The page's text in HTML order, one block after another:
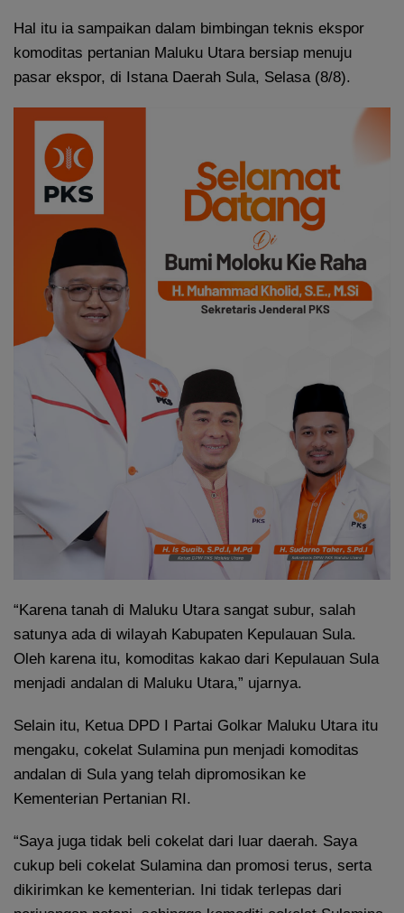
Hal itu ia sampaikan dalam bimbingan teknis ekspor
komoditas pertanian Maluku Utara bersiap menuju
pasar ekspor, di Istana Daerah Sula, Selasa (8/8).
“Karena tanah di Maluku Utara sangat subur, salah
satunya ada di wilayah Kabupaten Kepulauan Sula.
Oleh karena itu, komoditas kakao dari Kepulauan Sula
menjadi andalan di Maluku Utara,” ujarnya.
Selain itu, Ketua DPD I Partai Golkar Maluku Utara itu
mengaku, cokelat Sulamina pun menjadi komoditas
andalan di Sula yang telah dipromosikan ke
Kementerian Pertanian RI.
“Saya juga tidak beli cokelat dari luar daerah. Saya
cukup beli cokelat Sulamina dan promosi terus, serta
dikirimkan ke kementerian. Ini tidak terlepas dari